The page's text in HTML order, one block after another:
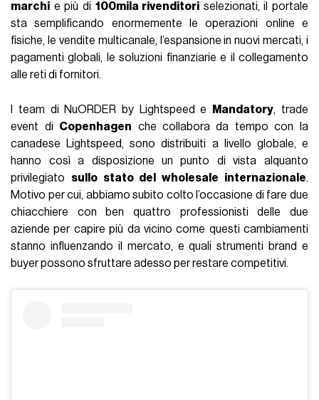
marchi e più di 100mila rivenditori selezionati, il portale
sta semplificando enormemente le operazioni online e
fisiche, le vendite multicanale, l’espansione in nuovi mercati, i
pagamenti globali, le soluzioni finanziarie e il collegamento
alle reti di fornitori.
I team di NuORDER by Lightspeed e Mandatory, trade
event di Copenhagen che collabora da tempo con la
canadese Lightspeed, sono distribuiti a livello globale, e
hanno così a disposizione un punto di vista alquanto
privilegiato sullo stato del wholesale internazionale.
Motivo per cui, abbiamo subito colto l’occasione di fare due
chiacchiere con ben quattro professionisti delle due
aziende per capire più da vicino come questi cambiamenti
stanno influenzando il mercato, e quali strumenti brand e
buyer possono sfruttare adesso per restare competitivi.